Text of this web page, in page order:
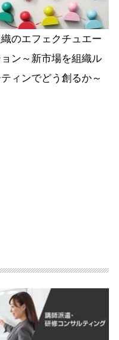
のエフェクチュエー
ョン～新市場を組織ル
ィンでどう創るか～